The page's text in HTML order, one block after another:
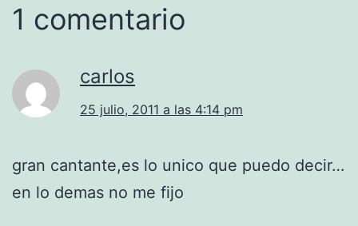
1 comentario
carlos
25 julio, 2011 a las 4:14 pm
gran cantante,es lo unico que puedo decir…
en lo demas no me fijo